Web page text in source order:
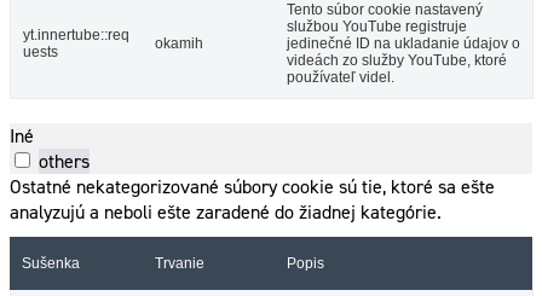
yt.innertube::req
uests
okamih
Tento súbor cookie nastavený
službou YouTube registruje
jedinečné ID na ukladanie údajov o
videách zo služby YouTube, ktoré
používateľ videl.
Iné
others
Ostatné nekategorizované súbory cookie sú tie, ktoré sa ešte
analyzujú a neboli ešte zaradené do žiadnej kategórie.
Sušenka Trvanie Popis